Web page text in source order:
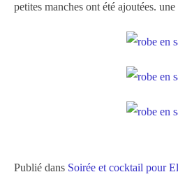
petites manches ont été ajoutées.
Publié dans Soirée et cocktail pour